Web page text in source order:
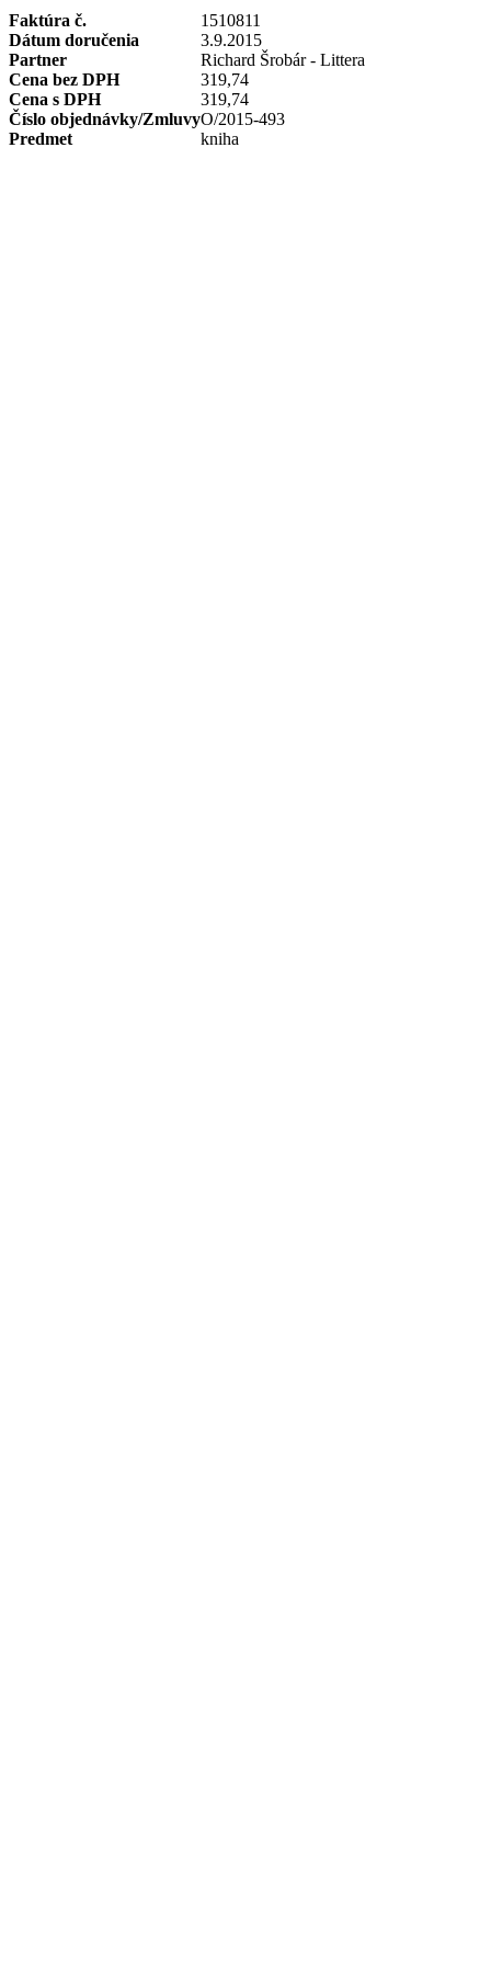
Faktúra č.
1510811
Dátum doručenia
3.9.2015
Partner
Richard Šrobár - Littera
Cena bez DPH
319,74
Cena s DPH
319,74
Číslo objednávky/ZmluvyO/2015-493
Predmet
kniha